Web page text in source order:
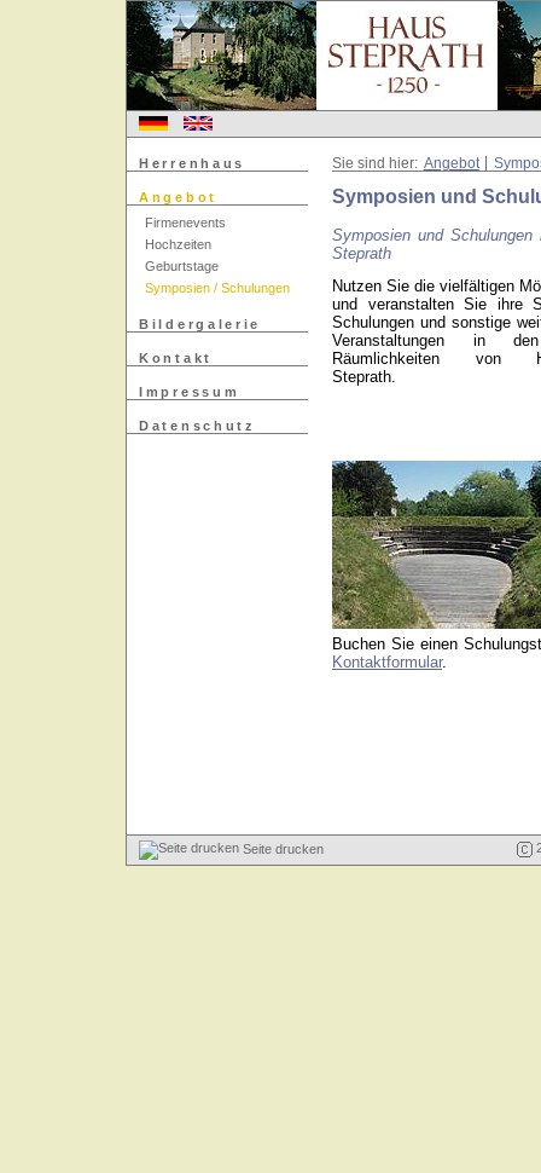
Herrenhaus
Angebot
Firmenevents
Hochzeiten
Geburtstage
Symposien / Schulungen
Bildergalerie
Kontakt
Impressum
Datenschutz
Sie sind hier: Angebot
Symposien und
Symposien und Schulungen
Steprath
Nutzen Sie die vielfältigen
und veranstalten Sie ihre
Schulungen und sonstige
Veranstaltungen in
Räumlichkeiten von
Steprath.
Buchen Sie einen
Kontaktformular.
Seite drucken